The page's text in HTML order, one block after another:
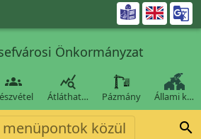

Önkormányzat
 
Átláthat… Pázmány Állami k…
menüpontok közül 